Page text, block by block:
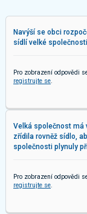
Navýší se obci
sídlí velké
Pro zobrazení odpovědi
registrujte se
Velká společnost má
zřídila rovněž sídlo,
společnosti plynuly
Pro zobrazení odpovědi
registrujte se